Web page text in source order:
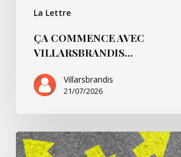
La Lettre
ÇA COMMENCE AVEC
VILLARSBRANDIS…
Villarsbrandis
21/07/2026
Ça
commence